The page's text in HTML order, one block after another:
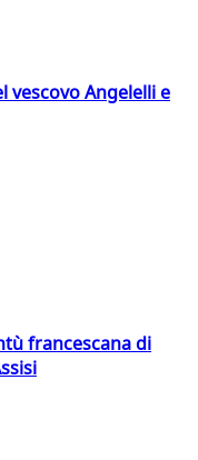
vescovo Angelelli e
francescana di